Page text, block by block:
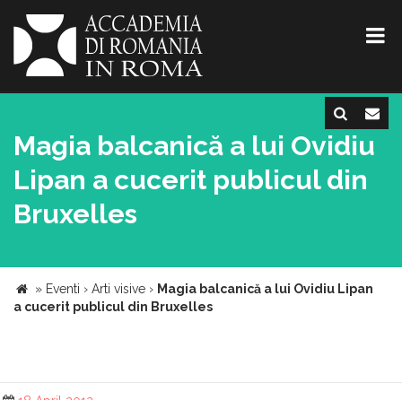
Magia balcanică a lui Ovidiu
Lipan a cucerit publicul din
Bruxelles
» Eventi › Arti visive › Magia balcanică a lui Ovidiu Lipan
a cucerit publicul din Bruxelles